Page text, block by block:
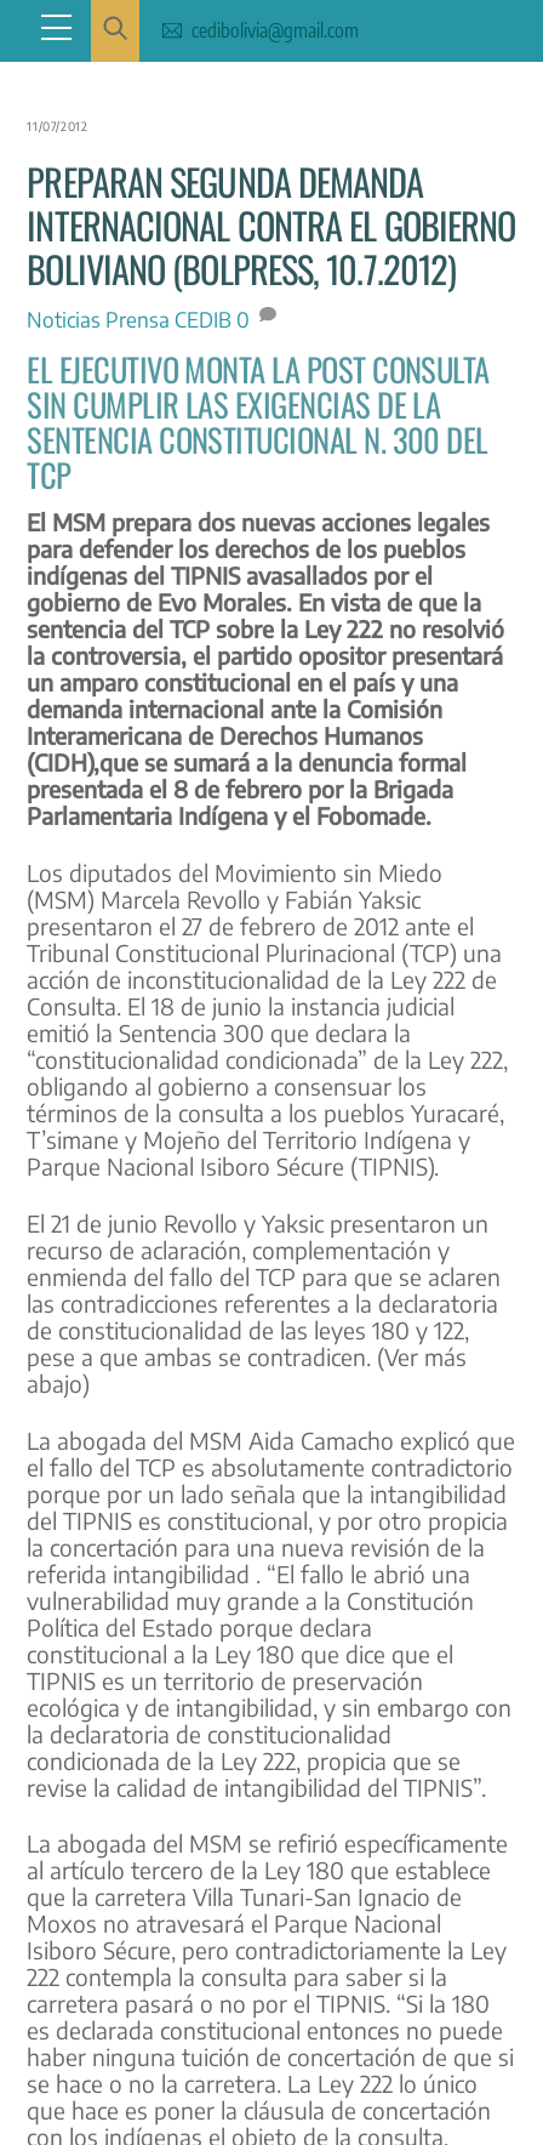
content
Menu cedibolivia@gmail.com
11/07/2012
PREPARAN SEGUNDA DEMANDA
INTERNACIONAL CONTRA EL GOBIERNO
BOLIVIANO (BOLPRESS, 10.7.2012)
Noticias Prensa CEDIB 0
EL EJECUTIVO MONTA LA POST CONSULTA
SIN CUMPLIR LAS EXIGENCIAS DE LA
SENTENCIA CONSTITUCIONAL N. 300 DEL
TCP
El MSM prepara dos nuevas acciones legales
para defender los derechos de los pueblos
indígenas del TIPNIS avasallados por el
gobierno de Evo Morales. En vista de que la
sentencia del TCP sobre la Ley 222 no resolvió
la controversia, el partido opositor presentará
un amparo constitucional en el país y una
demanda internacional ante la Comisión
Interamericana de Derechos Humanos
(CIDH),que se sumará a la denuncia formal
presentada el 8 de febrero por la Brigada
Parlamentaria Indígena y el Fobomade.
Los diputados del Movimiento sin Miedo
(MSM) Marcela Revollo y Fabián Yaksic
presentaron el 27 de febrero de 2012 ante el
Tribunal Constitucional Plurinacional (TCP) una
acción de inconstitucionalidad de la Ley 222 de
Consulta. El 18 de junio la instancia judicial
emitió la Sentencia 300 que declara la
“constitucionalidad condicionada” de la Ley 222,
obligando al gobierno a consensuar los
términos de la consulta a los pueblos Yuracaré,
T’simane y Mojeño del Territorio Indígena y
Parque Nacional Isiboro Sécure (TIPNIS).
El 21 de junio Revollo y Yaksic presentaron un
recurso de aclaración, complementación y
enmienda del fallo del TCP para que se aclaren
las contradicciones referentes a la declaratoria
de constitucionalidad de las leyes 180 y 122,
pese a que ambas se contradicen. (Ver más
abajo)
La abogada del MSM Aida Camacho explicó que
el fallo del TCP es absolutamente contradictorio
porque por un lado señala que la intangibilidad
del TIPNIS es constitucional, y por otro propicia
la concertación para una nueva revisión de la
referida intangibilidad . “El fallo le abrió una
vulnerabilidad muy grande a la Constitución
Política del Estado porque declara
constitucional a la Ley 180 que dice que el
TIPNIS es un territorio de preservación
ecológica y de intangibilidad, y sin embargo con
la declaratoria de constitucionalidad
condicionada de la Ley 222, propicia que se
revise la calidad de intangibilidad del TIPNIS”.
La abogada del MSM se refirió específicamente
al artículo tercero de la Ley 180 que establece
que la carretera Villa Tunari-San Ignacio de
Moxos no atravesará el Parque Nacional
Isiboro Sécure, pero contradictoriamente la Ley
222 contempla la consulta para saber si la
carretera pasará o no por el TIPNIS. “Si la 180
es declarada constitucional entonces no puede
haber ninguna tuición de concertación de que si
se hace o no la carretera. La Ley 222 lo único
que hace es poner la cláusula de concertación
con los indígenas el objeto de la consulta,